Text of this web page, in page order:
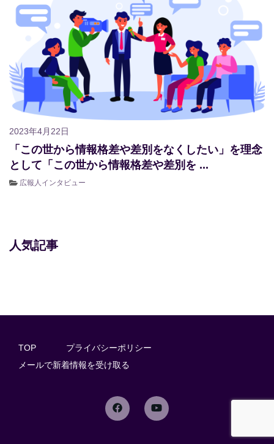
2023年4月22日
「この世から情報格差や差別をなくしたい」を理念
として「この世から情報格差や差別を ...
広報人インタビュー
人気記事
TOP
プライバシーポリシー
メールで新着情報を受け取る